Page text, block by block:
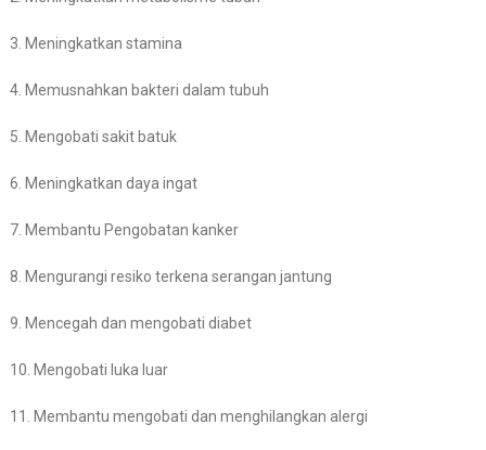
3. Meningkatkan stamina
4. Memusnahkan bakteri dalam tubuh
5. Mengobati sakit batuk
6. Meningkatkan daya ingat
7. Membantu Pengobatan kanker
8. Mengurangi resiko terkena serangan jantung
9. Mencegah dan mengobati diabet
10. Mengobati luka luar
11. Membantu mengobati dan menghilangkan alergi